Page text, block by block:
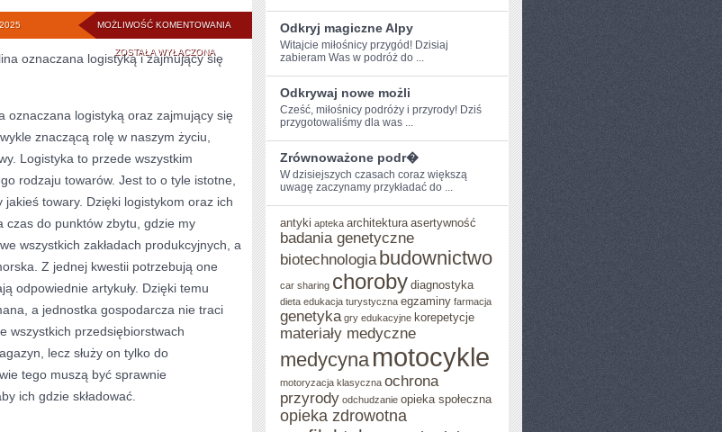
MOŻLIWOŚĆ KOMENTOWANIA
WSZYSCY
WIEDZĄ,
CZYM
ABSORBUJE
DYSCYPLINA
ZWANA
LOGISTYKĄ
ZAJMUJĄCY
FACHOWCY
ZOSTAŁA WYŁĄCZONA
oznaczana logistyką i zajmujący się
oznaczana logistyką oraz zajmujący się
znaczącą rolę w naszym życiu,
Logistyka to przede wszystkim
rodzaju towarów. Jest to o tyle istotne,
towary. Dzięki logistykom oraz ich
czas do punktów zbytu, gdzie my
wszystkich zakładach produkcyjnych, a
Z jednej kwestii potrzebują one
odpowiednie artykuły. Dzięki temu
a jednostka gospodarcza nie traci
wszystkich przedsiębiorstwach
lecz służy on tylko do
tego muszą być sprawnie
ich gdzie składować.
Odkryj magiczne Alpy
Witajcie⁣ miłośnicy przygód! Dzisiaj
zabieram Was w​ podróż⁢ do ...
Odkrywaj nowe możli
Cześć, miłośnicy podróży i przyrody! Dziś⁤
przygotowaliśmy dla was ...
Zrównoważone podr�
W dzisiejszych ‍czasach coraz większą
uwagę zaczynamy przykładać ‌do ...
antyki apteka architektura asertywność
badania genetyczne
biotechnologia budownictwo
car sharing choroby diagnostyka
dieta edukacja turystyczna egzaminy farmacja
genetyka gry edukacyjne korepetycje
materiały medyczne
medycyna motocykle
motoryzacja klasyczna ochrona
przyrody odchudzanie opieka społeczna
opieka zdrowotna